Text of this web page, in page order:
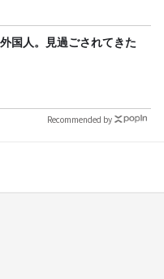
国人。見過ごされてきた
Recommended by